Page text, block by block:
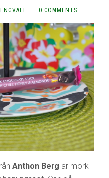
· 0 COMMENTS
Anthon Berg är mörk